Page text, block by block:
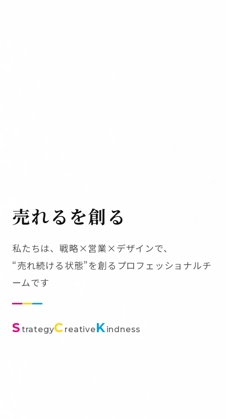
売れるを創る
私たちは、戦略×営業×デザインで、
“売れ続ける状態”を創るプロフェッショナルチ
ームです
S trategyC reativeKindness